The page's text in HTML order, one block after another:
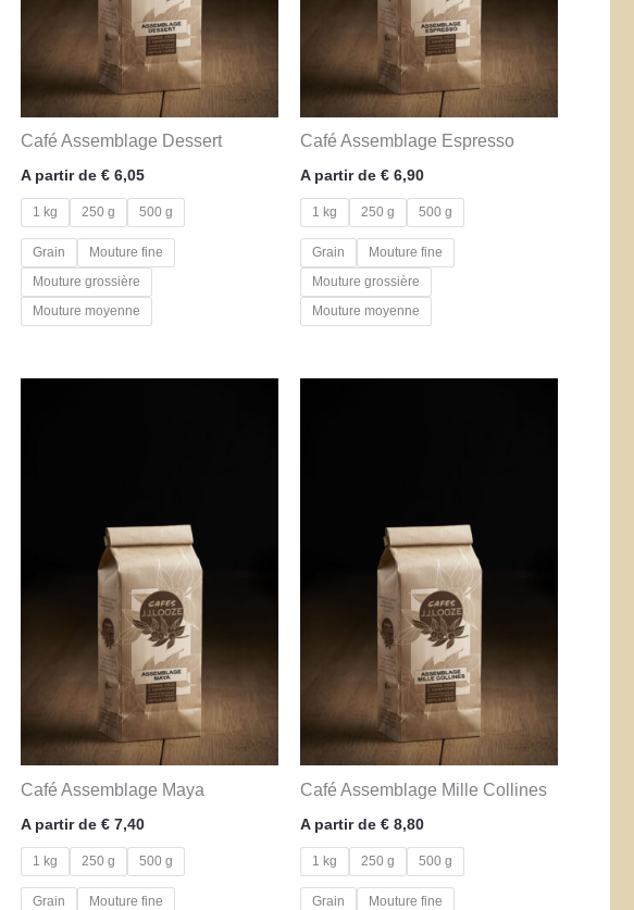
Café Assemblage Dessert
A partir de € 6,05
1 kg 250 g 500 g
Grain
Mouture fine
Mouture grossière
Mouture moyenne
Café Assemblage Espresso
A partir de € 6,90
1 kg 250 g 500 g
Grain
Mouture fine
Mouture grossière
Mouture moyenne
Café Assemblage Maya
A partir de € 7,40
1 kg 250 g 500 g
Grain
Mouture fine
Café Assemblage Mille Collines
A partir de € 8,80
1 kg 250 g 500 g
Grain
Mouture fine